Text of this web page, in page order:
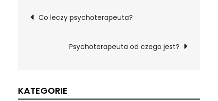
Nawigacja
wpisu
Co leczy psychoterapeuta?
Psychoterapeuta od czego jest?
KATEGORIE